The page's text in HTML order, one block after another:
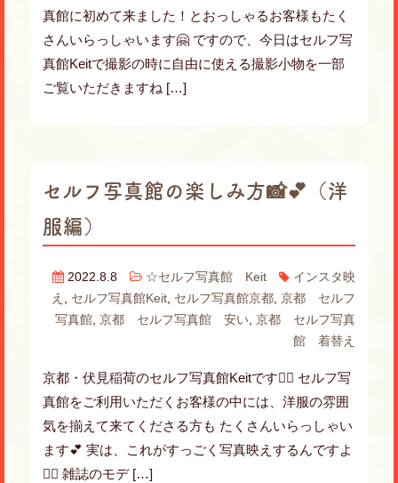
真館に初めて来ました！とおっしゃるお客様もたく
さんいらっしゃいます🤗 ですので、今日はセルフ写
真館Keitで撮影の時に自由に使える撮影小物を一部
ご覧いただきますね […]
セルフ写真館の楽しみ方📸💕（洋
服編）
2022.8.8 ☆セルフ写真館 Keit
インスタ映
え
セルフ写真館Keit セルフ写真館京都 ,京都 セルフ
写真館 ,京都 セルフ写真館 安い ,京都 セルフ写真
館 着替え
京都・伏見稲荷のセルフ写真館Keitです🙋‍♀️ セルフ写
真館をご利用いただくお客様の中には、洋服の雰囲
気を揃えて来てくださる方も たくさんいらっしゃい
ます💕 実は、これがすっごく写真映えするんですよ
💁‍♀️ 雑誌のモデ […]